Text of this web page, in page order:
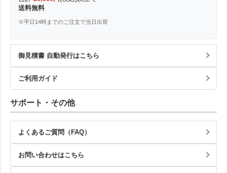
送料無料
※平日14時までのご注文で当日出荷
御見積書 自動発行はこちら
ご利用ガイド
サポート・その他
よくあるご質問（FAQ）
お問い合わせはこちら